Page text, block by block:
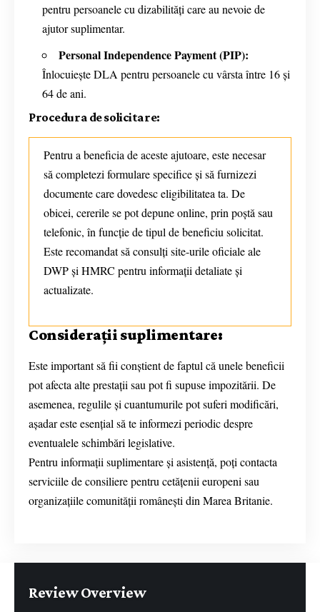
pentru persoanele cu dizabilități care au nevoie de
ajutor suplimentar.
Personal Independence Payment (PIP):
Înlocuiește DLA pentru persoanele cu vârsta între 16 și
64 de ani.
Procedura de solicitare:
Pentru a beneficia de aceste ajutoare, este necesar
să completezi formulare specifice și să furnizezi
documente care dovedesc eligibilitatea ta. De
obicei, cererile se pot depune online, prin poștă sau
telefonic, în funcție de tipul de beneficiu solicitat.
Este recomandat să consulți site-urile oficiale ale
DWP și HMRC pentru informații detaliate și
actualizate.
Considerații suplimentare:
Este important să fii conștient de faptul că unele beneficii
pot afecta alte prestații sau pot fi supuse impozitării. De
asemenea, regulile și cuantumurile pot suferi modificări,
așadar este esențial să te informezi periodic despre
eventualele schimbări legislative.
Pentru informații suplimentare și asistență, poți contacta
serviciile de consiliere pentru cetățenii europeni sau
organizațiile comunității românești din Marea Britanie.
Review Overview